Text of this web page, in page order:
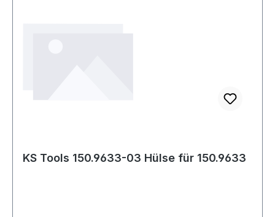
KS Tools 150.9633-03 Hülse für 150.9633